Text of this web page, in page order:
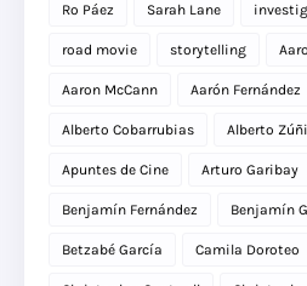
Ro Páez Sarah Lane
road movie storytelling
Aaron McCann Aarón Fernández
Alberto Cobarrubias Alberto
Apuntes de Cine Arturo Garibay
Benjamín Fernández Benjamín
Betzabé García Camila Doroteo